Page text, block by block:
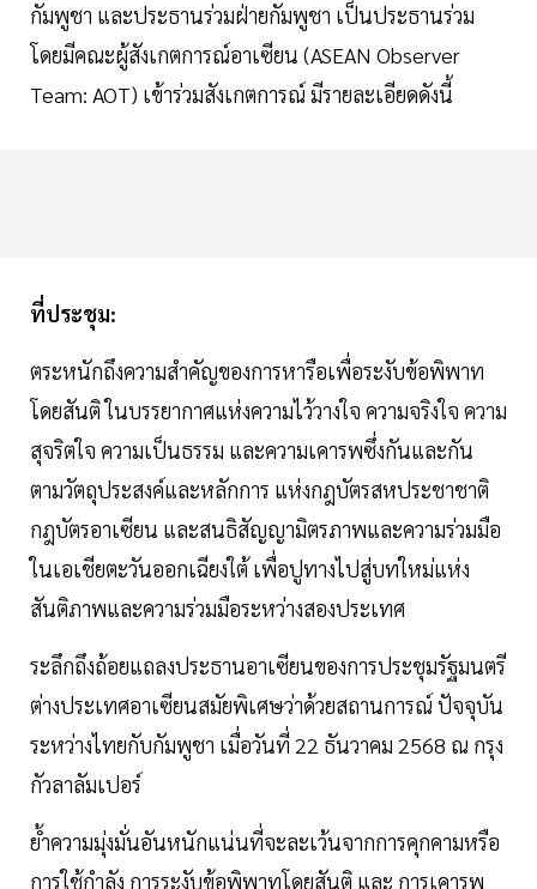
กัมพูชา และประธานร่วมฝ่ายกัมพูชา เป็นประธานร่วม
โดยมีคณะผู้สังเกตการณ์อาเซียน (ASEAN Observer
Team: AOT) เข้าร่วมสังเกตการณ์ มีรายละเอียดดังนี้
ที่ประชุม:
ตระหนักถึงความสำคัญของการหารือเพื่อระงับข้อพิพาท
โดยสันติ ในบรรยากาศแห่งความไว้วางใจ ความจริงใจ ความ
สุจริตใจ ความเป็นธรรม และความเคารพซึ่งกันและกัน
ตามวัตถุประสงค์และหลักการ แห่งกฎบัตรสหประชาชาติ
กฎบัตรอาเซียน และสนธิสัญญามิตรภาพและความร่วมมือ
ในเอเชียตะวันออกเฉียงใต้ เพื่อปูทางไปสู่บทใหม่แห่ง
สันติภาพและความร่วมมือระหว่างสองประเทศ
ระลึกถึงถ้อยแถลงประธานอาเซียนของการประชุมรัฐมนตรี
ต่างประเทศอาเซียนสมัยพิเศษว่าด้วยสถานการณ์ ปัจจุบัน
ระหว่างไทยกับกัมพูชา เมื่อวันที่ 22 ธันวาคม 2568 ณ กรุง
กัวลาลัมเปอร์
ย้ำความมุ่งมั่นอันหนักแน่นที่จะละเว้นจากการคุกคามหรือ
การใช้กำลัง การระงับข้อพิพาทโดยสันติ และ การเคารพ